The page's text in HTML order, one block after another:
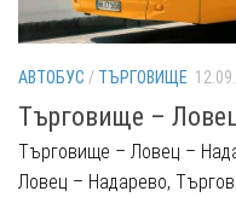
АВТОБУС / ТЪРГОВИЩЕ
Търговище –
Търговище – Ловец –
Ловец – Надарево,